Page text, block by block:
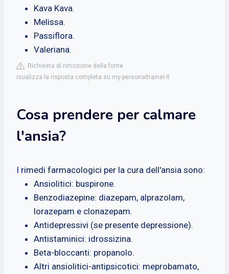
Kava Kava.
Melissa.
Passiflora.
Valeriana.
Richiesta di rimozione della fonte
isualizza la risposta completa su my-personaltrainer.it
Cosa prendere per calmare
l'ansia?
I rimedi farmacologici per la cura dell'ansia sono:
Ansiolitici: buspirone.
Benzodiazepine: diazepam, alprazolam,
lorazepam e clonazepam.
Antidepressivi (se presente depressione).
Antistaminici: idrossizina.
Beta-bloccanti: propanolo.
Altri ansiolitici-antipsicotici: meprobamato,